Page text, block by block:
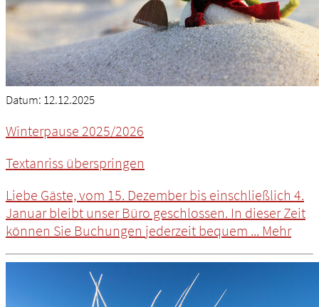
Datum: 12.12.2025
Winterpause 2025/2026
Textanriss überspringen
Liebe Gäste, vom 15. Dezember bis einschließlich 4.
Januar bleibt unser Büro geschlossen. In dieser Zeit
können Sie Buchungen jederzeit bequem ... Mehr